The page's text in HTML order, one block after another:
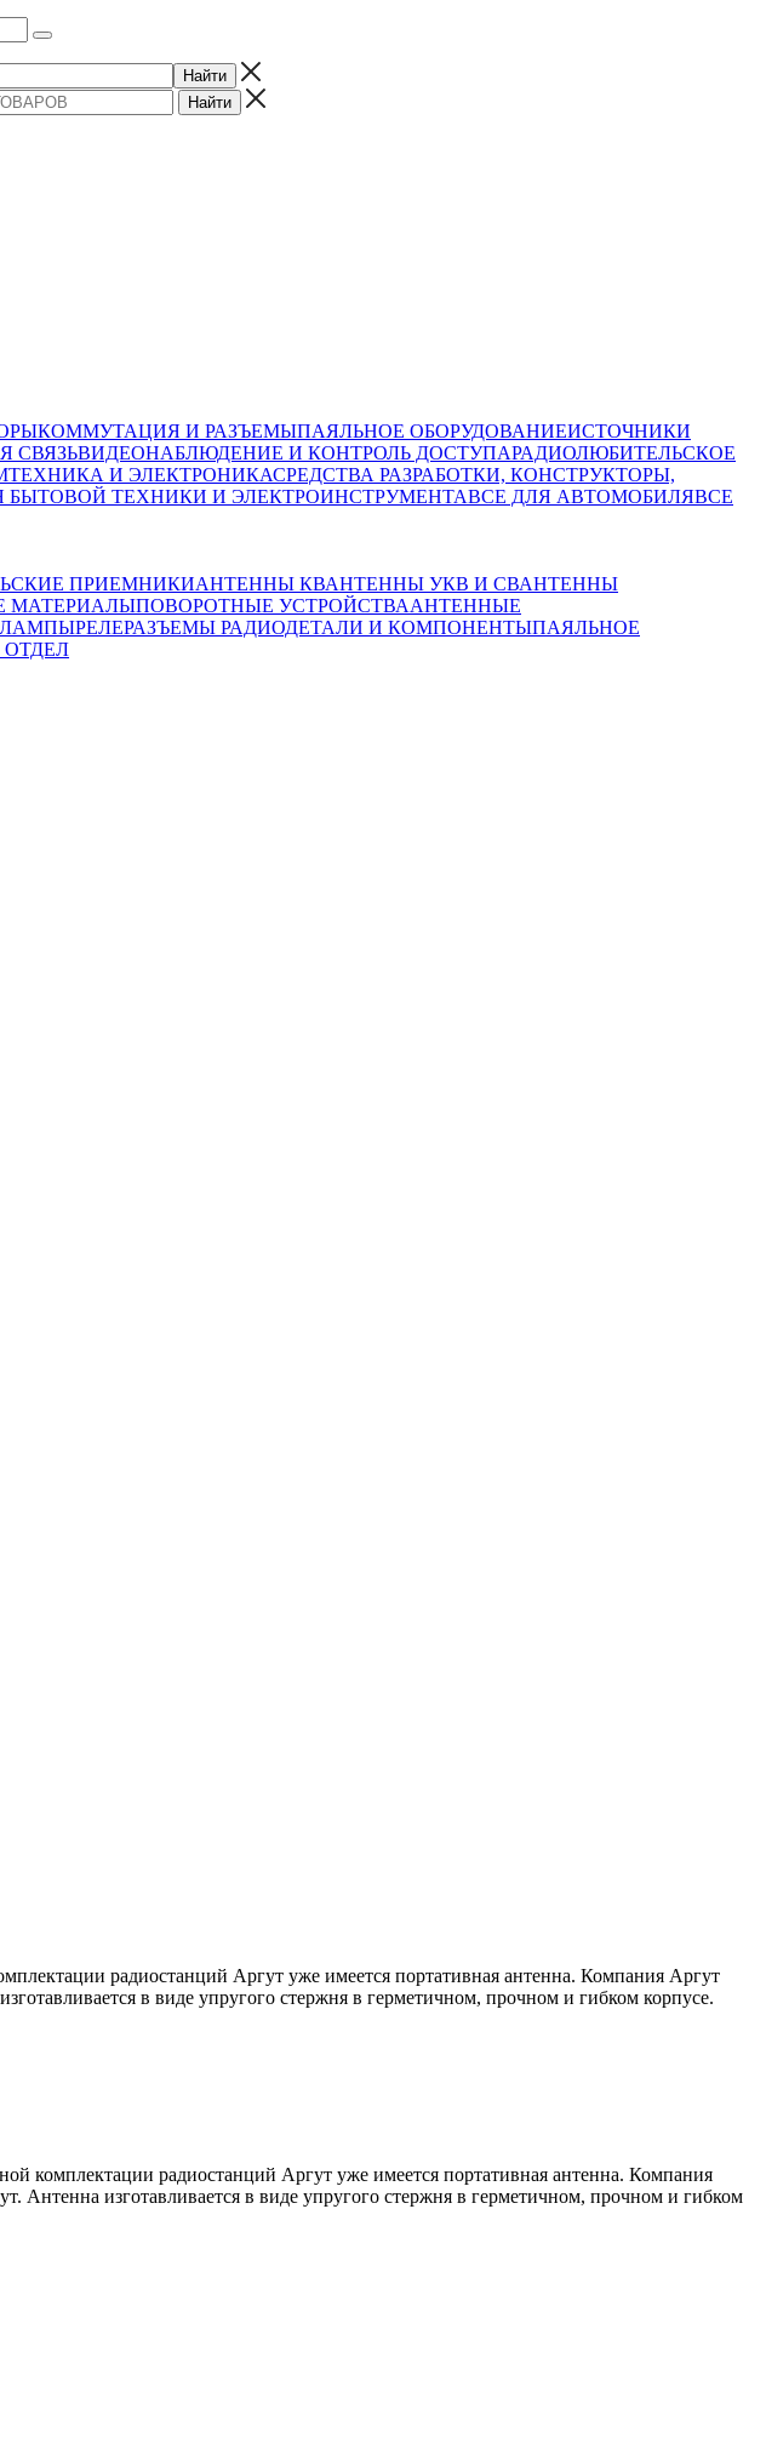
КОММУТАЦИЯ И РАЗЪЕМЫПАЯЛЬНОЕ ОБОРУДОВАНИЕИСТОЧНИКИ
СВЯЗЬВИДЕОНАБЛЮДЕНИЕ И КОНТРОЛЬ ДОСТУПАРАДИОЛЮБИТЕЛЬСКОЕ
ТЕХНИКА И ЭЛЕКТРОНИКАСРЕДСТВА РАЗРАБОТКИ, КОНСТРУКТОРЫ,
БЫТОВОЙ ТЕХНИКИ И ЭЛЕКТРОИНСТРУМЕНТАВСЕ ДЛЯ АВТОМОБИЛЯВСЕ
ПРИЕМНИКИАНТЕННЫ КВАНТЕННЫ УКВ И СВАНТЕННЫ
МАТЕРИАЛЫПОВОРОТНЫЕ УСТРОЙСТВААНТЕННЫЕ
РЕЛЕРАЗЪЕМЫ РАДИОДЕТАЛИ И КОМПОНЕНТЫПАЯЛЬНОЕ
радиостанций Аргут уже имеется портативная антенна. Компания Аргут
в виде упругого стержня в герметичном, прочном и гибком корпусе.
комплектации радиостанций Аргут уже имеется портативная антенна. Компания
изготавливается в виде упругого стержня в герметичном, прочном и гибком